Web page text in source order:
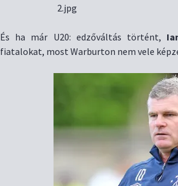
És ha már U20: edzőváltás történt,
fiatalokat, most Warburton nem vele